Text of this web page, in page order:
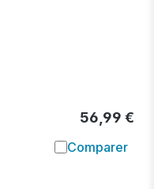
56,99 €
Comparer
Ajouter à